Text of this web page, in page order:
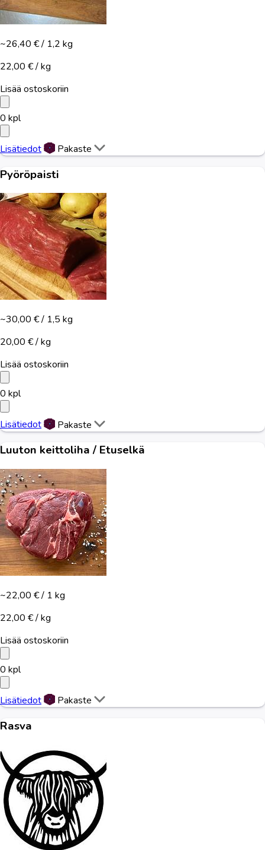
~26,40 €/ 1,2 kg
22,00 € / kg
Lisää ostoskoriin
0 kpl
Lisätiedot Pakaste
Pyöröpaisti
~30,00 €/ 1,5 kg
20,00 € / kg
Lisää ostoskoriin
0 kpl
Lisätiedot Pakaste
Luuton keittoliha / Etuselkä
~22,00 €/ 1 kg
22,00 € / kg
Lisää ostoskoriin
0 kpl
Lisätiedot Pakaste
Rasva